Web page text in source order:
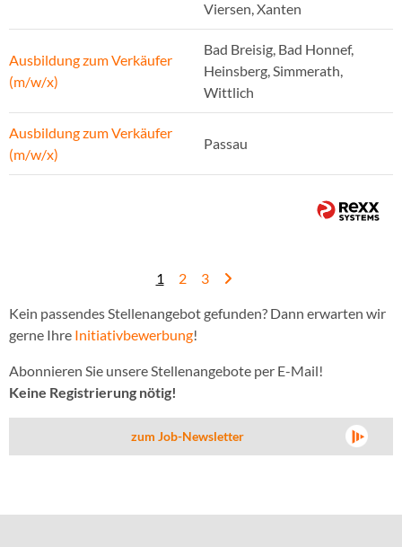
Viersen, Xanten
Ausbildung zum Verkäufer
(m/w/x)
Bad Breisig, Bad Honnef,
Heinsberg, Simmerath,
Wittlich
Ausbildung zum Verkäufer
(m/w/x)
Passau
1 2 3
Kein passendes Stellenangebot gefunden? Dann erwarten wir
gerne Ihre Initiativbewerbung!
Abonnieren Sie unsere Stellenangebote per E-Mail!
Keine Registrierung nötig!
zum Job-Newsletter